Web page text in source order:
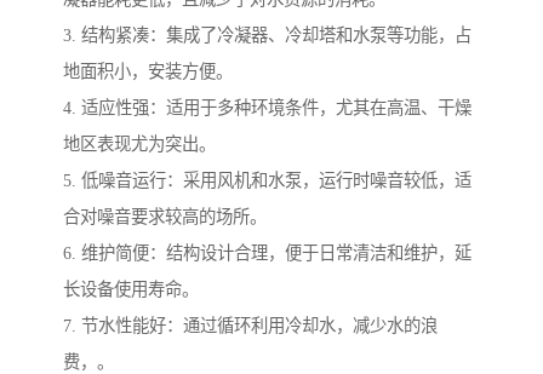
3. 结构紧凑：集成了冷凝器、冷却塔和水泵等功能，占
地面积小，安装方便。
4. 适应性强：适用于多种环境条件，尤其在高温、干燥
地区表现尤为突出。
5. 低噪音运行：采用风机和水泵，运行时噪音较低，适
合对噪音要求较高的场所。
6. 维护简便：结构设计合理，便于日常清洁和维护，延
长设备使用寿命。
7. 节水性能好：通过循环利用冷却水，减少水的浪
费，。